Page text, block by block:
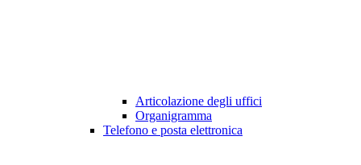
Articolazione degli uffici
Organigramma
Telefono e posta elettronica